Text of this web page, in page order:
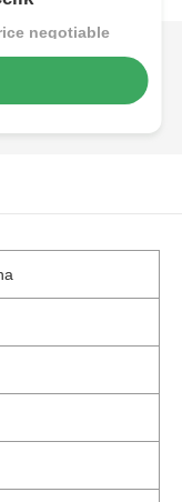
negotiable